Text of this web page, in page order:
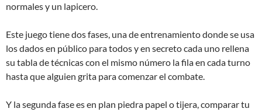
normales y un lapicero.
Este juego tiene dos fases, una de entrenamiento donde se usa
los dados en público para todos y en secreto cada uno rellena
su tabla de técnicas con el mismo número la fila en cada turno
hasta que alguien grita para comenzar el combate.
Y la segunda fase es en plan piedra papel o tijera, comparar tu